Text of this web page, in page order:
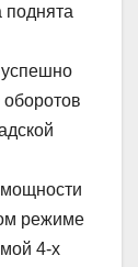
успешно
режиме
4-х